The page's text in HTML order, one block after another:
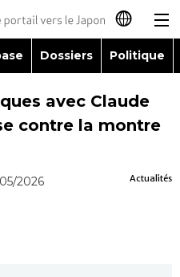
日本語
English
Dossiers Politique
avec Claude
contre la montre
Actualités
2026